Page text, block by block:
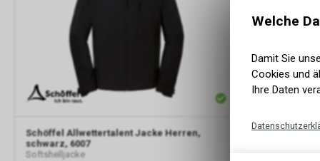
Schöffel Allwettertalent Jacke Herren,
schwarz, 6007
Softshelljacke
Schöffel
Welche
Damit Sie
Cookies und
Ihre Daten